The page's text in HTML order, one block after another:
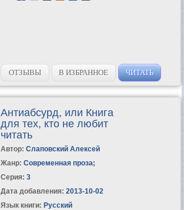
ОТЗЫВЫ В ИЗБРАННОЕ ЧИТАТЬ
Антиабсурд, или Книга
для тех, кто не любит
читать
Автор: Слаповский Алексей
Жанр: Современная проза;
Серия: 3
Дата добавления: 2013-10-02
Язык книги: Русский